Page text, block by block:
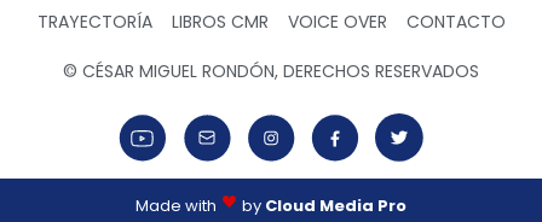
TRAYECTORÍA LIBROS CMR VOICE OVER CONTACTO
© CÉSAR MIGUEL RONDÓN, DERECHOS RESERVADOS
Made with by Cloud Media Pro